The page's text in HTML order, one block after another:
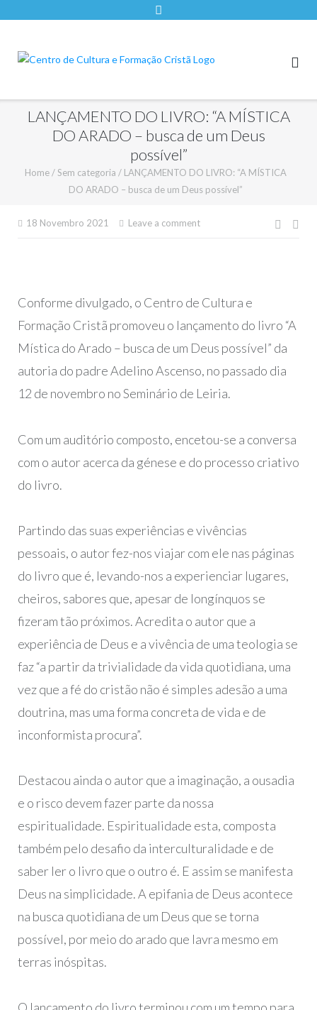
LANÇAMENTO DO LIVRO: “A MÍSTICA
DO ARADO – busca de um Deus
possível”
Home /Sem categoria / LANÇAMENTO DO LIVRO: “A MÍSTICA
DO ARADO – busca de um Deus possível”
18 Novembro 2021 Leave a comment
Conforme divulgado, o Centro de Cultura e
Formação Cristã promoveu o lançamento do livro “A
Mística do Arado – busca de um Deus possível” da
autoria do padre Adelino Ascenso, no passado dia
12 de novembro no Seminário de Leiria.
Com um auditório composto, encetou-se a conversa
com o autor acerca da génese e do processo criativo
do livro.
Partindo das suas experiências e vivências
pessoais, o autor fez-nos viajar com ele nas páginas
do livro que é, levando-nos a experienciar lugares,
cheiros, sabores que, apesar de longínquos se
fizeram tão próximos. Acredita o autor que a
experiência de Deus e a vivência de uma teologia se
faz “a partir da trivialidade da vida quotidiana, uma
vez que a fé do cristão não é simples adesão a uma
doutrina, mas uma forma concreta de vida e de
inconformista procura”.
Destacou ainda o autor que a imaginação, a ousadia
e o risco devem fazer parte da nossa
espiritualidade. Espiritualidade esta, composta
também pelo desafio da interculturalidade e de
saber ler o livro que o outro é. E assim se manifesta
Deus na simplicidade. A epifania de Deus acontece
na busca quotidiana de um Deus que se torna
possível, por meio do arado que lavra mesmo em
terras inóspitas.